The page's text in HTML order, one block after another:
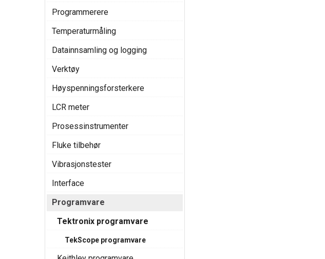
Programmerere
Temperaturmåling
Datainnsamling og logging
Verktøy
Høyspenningsforsterkere
LCR meter
Prosessinstrumenter
Fluke tilbehør
Vibrasjonstester
Interface
Programvare
Tektronix programvare
TekScope programvare